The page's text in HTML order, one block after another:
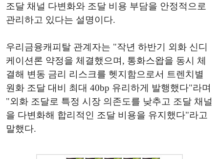
조달 채널 다변화와 조달 비용 부담을 안정적으로
관리하고 있다는 설명이다.
우리금융캐피탈 관계자는 "작년 하반기 외화 신디
케이션론 약정을 체결했으며, 통화스왑을 동시 체
결해 변동 금리 리스크를 헷지함으로서 트렌치별
원화 조달 대비 최대 40bp 유리하게 발행했다"라며
"외화 조달로 특정 시장 의존도를 낮추고 조달 채널
을 다변화해 합리적인 조달 비용을 유지했다"라고
말했다.